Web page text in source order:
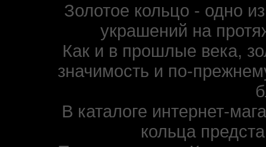
Золотое кольцо - одно
украшений на
Как и в прошлые века,
значимость и по-
В каталоге интернет-
кольца